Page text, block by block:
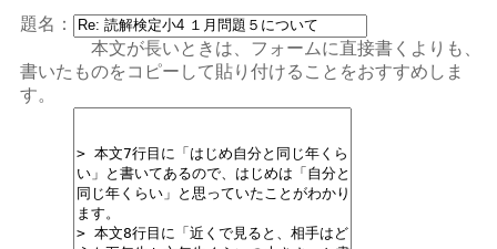
題名：
本文が長いときは、フォームに直接書くよりも、
書いたものをコピーして貼り付けることをおすすめしま
す。